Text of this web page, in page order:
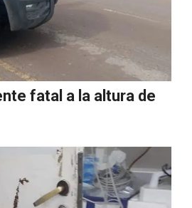
fatal a la altura de